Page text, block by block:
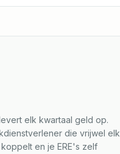
elk kwartaal geld op.
die vrijwel elk
en je ERE's zelf